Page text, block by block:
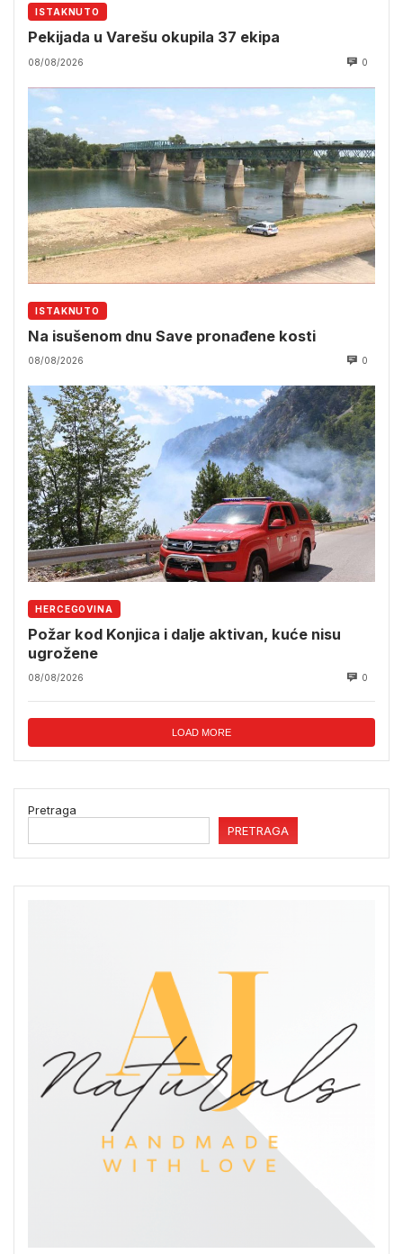
ISTAKNUTO
Pekijada u Varešu okupila 37 ekipa
08/08/2026 0
ISTAKNUTO
Na isušenom dnu Save pronađene kosti
08/08/2026 0
HERCEGOVINA
Požar kod Konjica i dalje aktivan, kuće nisu
ugrožene
08/08/2026 0
LOAD MORE
Pretraga
PRETRAGA